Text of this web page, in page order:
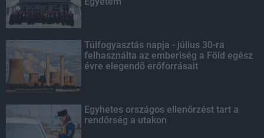
Túlfogyasztás napja - július 30-ra
felhasználta az emberiség a Föld egész
évre elegendő erőforrásait
Egyhetes országos ellenőrzést tart a
rendőrség a utakon